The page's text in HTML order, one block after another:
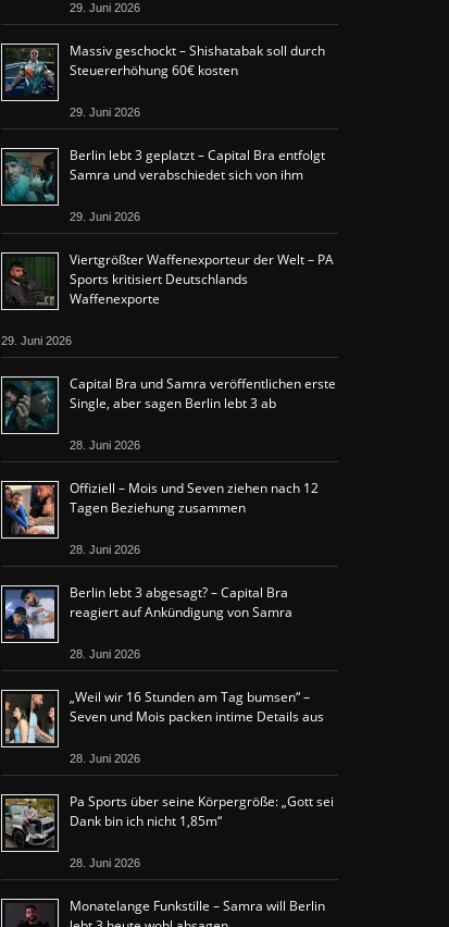
29. Juni 2026
Massiv geschockt – Shishatabak soll durch
Steuererhöhung 60€ kosten
29. Juni 2026
Berlin lebt 3 geplatzt – Capital Bra entfolgt
Samra und verabschiedet sich von ihm
29. Juni 2026
Viertgrößter Waffenexporteur der Welt – PA
Sports kritisiert Deutschlands
Waffenexporte
29. Juni 2026
Capital Bra und Samra veröffentlichen erste
Single, aber sagen Berlin lebt 3 ab
28. Juni 2026
Offiziell – Mois und Seven ziehen nach 12
Tagen Beziehung zusammen
28. Juni 2026
Berlin lebt 3 abgesagt? – Capital Bra
reagiert auf Ankündigung von Samra
28. Juni 2026
„Weil wir 16 Stunden am Tag bumsen“ –
Seven und Mois packen intime Details aus
28. Juni 2026
Pa Sports über seine Körpergröße: „Gott sei
Dank bin ich nicht 1,85m“
28. Juni 2026
Monatelange Funkstille – Samra will Berlin